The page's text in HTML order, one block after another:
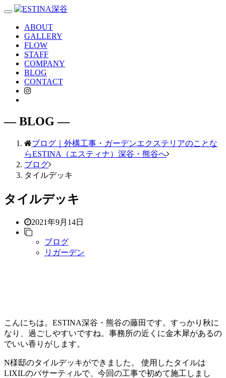
Toggle
navigation
ABOUT
GALLERY
FLOW
STAFF
COMPANY
BLOG
CONTACT
― BLOG ―
ブログ｜外構工事・ガーデンエクステリアのことな
らESTINA（エスティナ）深谷・熊谷へ
ブログ
タイルデッキ
タイルデッキ
2021年9月14日
ブログ
リガーデン
こんにちは。ESTINA深谷・熊谷の藤田です。すっかり秋に
なり、過ごしやすいですね。事務所の近くに金木犀があるの
でいい香りがします。
N様邸のタイルデッキができました。
使用したタイルは
LIXILのバサーティルで、今回の工事で初めて施工しまし